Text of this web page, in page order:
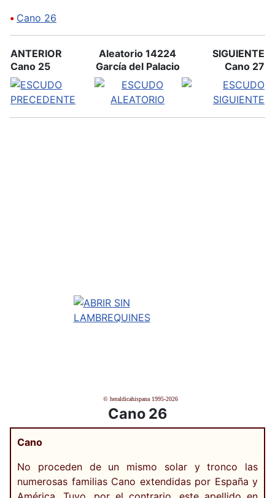
• Cano 26
ANTERIOR
Cano 25
Aleatorio 14224
García del Palacio
SIGUIENTE
Cano 27
© heraldicahispana 1995-2026
Cano 26
Cano
No proceden de un mismo solar y tronco las
numerosas familias Cano extendidas por España y